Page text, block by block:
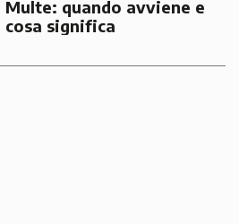
Multe: quando avviene e
cosa significa